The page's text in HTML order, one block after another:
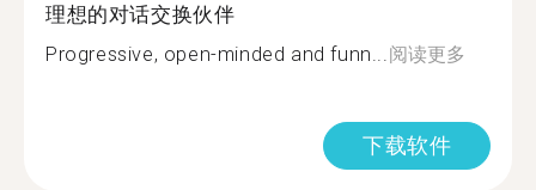
理想的对话交换伙伴
Progressive, open-minded and funn... 阅读更多
下载软件